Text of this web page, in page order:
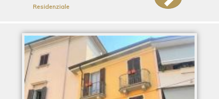
Residenziale